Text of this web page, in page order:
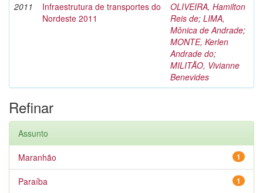
2011
Infraestrutura de transportes do
Nordeste 2011
OLIVEIRA, Hamilton
Reis de; LIMA,
Mônica de Andrade;
MONTE, Kerlen
Andrade do;
MILITÃO, Vivianne
Benevides
Refinar
Assunto
1
Maranhão
1
Paraíba